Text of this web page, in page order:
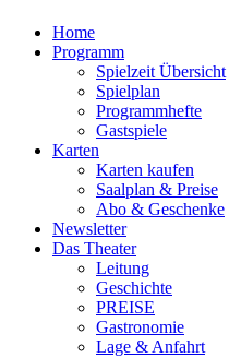
Home
Programm
Spielzeit Übersicht
Spielplan
Programmhefte
Gastspiele
Karten
Karten kaufen
Saalplan & Preise
Abo & Geschenke
Newsletter
Das Theater
Leitung
Geschichte
PREISE
Gastronomie
Lage & Anfahrt